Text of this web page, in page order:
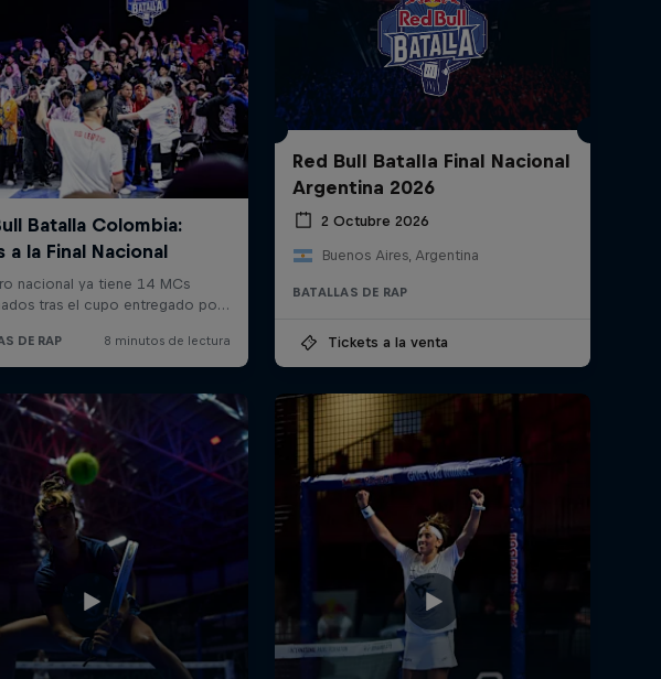
Red Bull Batalla Final Nacional
Argentina 2026
2 Octubre 2026
Buenos Aires, Argentina
BATALLAS DE RAP
Tickets a la venta